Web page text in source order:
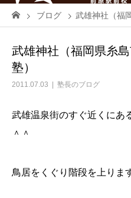
ブログ 武雄神社（福岡
武雄神社（福岡県糸
塾）
2011.07.03 塾長のブログ
武雄温泉街のすぐ近くにあ
＾＾
鳥居をくぐり階段を上りま